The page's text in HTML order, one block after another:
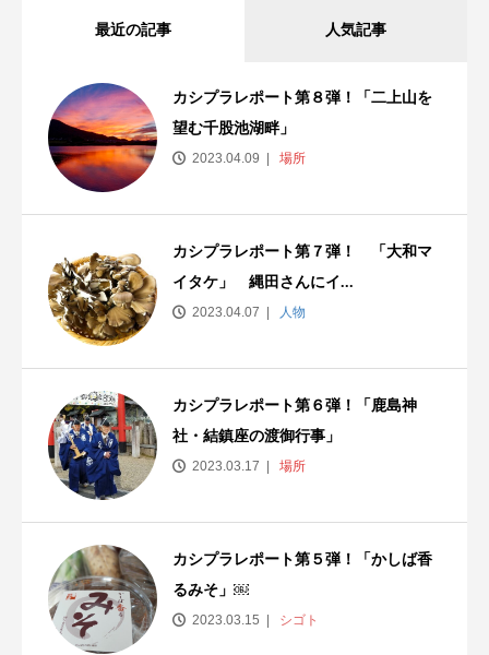
最近の記事 人気記事
カシプラレポート第８弾！「二上山を
望む千股池湖畔」
2023.04.09 場所
カシプラレポート第７弾！ 「大和マ
イタケ」 縄田さんにイ...
2023.04.07 人物
カシプラレポート第６弾！「鹿島神
社・結鎮座の渡御行事」
2023.03.17 場所
カシプラレポート第５弾！「かしば香
るみそ」￼
2023.03.15 シゴト